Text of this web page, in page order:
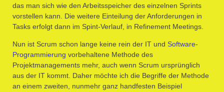
das man sich wie den Arbeitsspeicher des einzelnen Sprints
vorstellen kann. Die weitere Einteilung der Anforderungen in
Tasks erfolgt dann im Spint-Verlauf, in Refinement Meetings.
Nun ist Scrum schon lange keine rein der IT und Software-
Programmierung vorbehaltene Methode des
Projektmanagements mehr, auch wenn Scrum ursprünglich
aus der IT kommt. Daher möchte ich die Begriffe der Methode
an einem zweiten, nunmehr ganz handfesten Beispiel